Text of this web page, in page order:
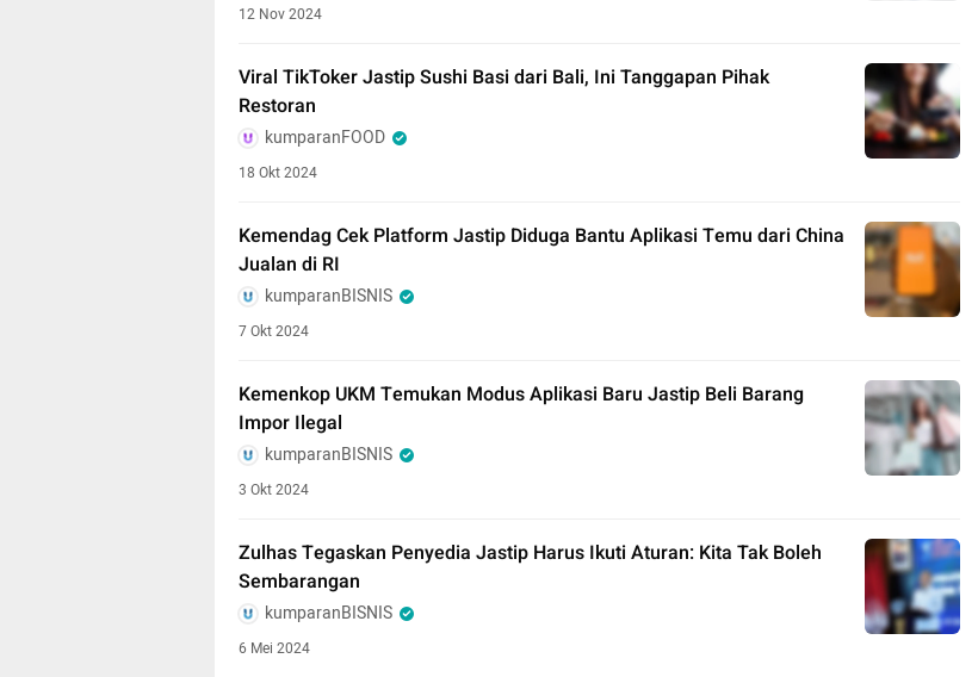
12 Nov 2024
Viral TikToker Jastip Sushi Basi dari Bali, Ini Tanggapan Pihak
Restoran
kumparanFOOD
18 Okt 2024
Kemendag Cek Platform Jastip Diduga Bantu Aplikasi Temu dari China
Jualan di RI
kumparanBISNIS
7 Okt 2024
Kemenkop UKM Temukan Modus Aplikasi Baru Jastip Beli Barang
Impor Ilegal
kumparanBISNIS
3 Okt 2024
Zulhas Tegaskan Penyedia Jastip Harus Ikuti Aturan: Kita Tak Boleh
Sembarangan
kumparanBISNIS
6 Mei 2024